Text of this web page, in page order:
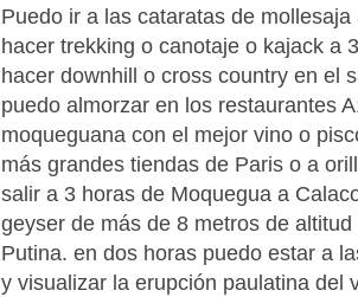
Puedo ir a las cataratas de
hacer trekking o canotaje o kajack a
hacer downhill o cross country en el
puedo almorzar en los restaurantes
moqueguana con el mejor vino o
más grandes tiendas de Paris o a
salir a 3 horas de Moquegua a
geyser de más de 8 metros de
Putina. en dos horas puedo estar a
y visualizar la erupción paulatina del